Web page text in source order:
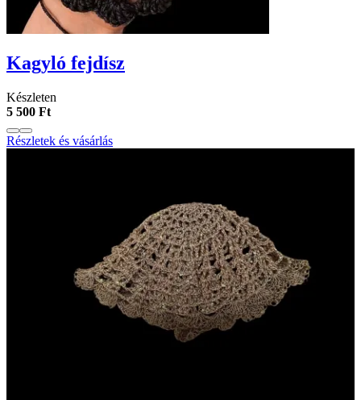
Kagyló fejdísz
Készleten
5 500 Ft
Részletek és vásárlás